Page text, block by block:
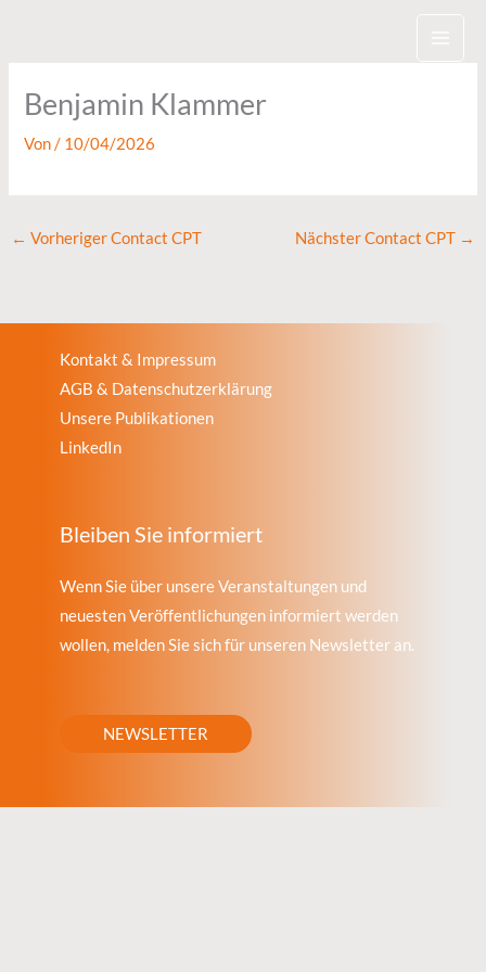
Benjamin Klammer
Von/ 10/04/2026
← Vorheriger Contact CPT Nächster Contact CPT →
Kontakt & Impressum
AGB & Datenschutzerklärung
Unsere Publikationen
LinkedIn
Bleiben Sie informiert
Wenn Sie über unsere Veranstaltungen und
neuesten Veröffentlichungen informiert werden
wollen, melden Sie sich für unseren Newsletter an.
NEWSLETTER